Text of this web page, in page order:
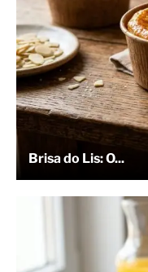
Brisa do Lis: O...